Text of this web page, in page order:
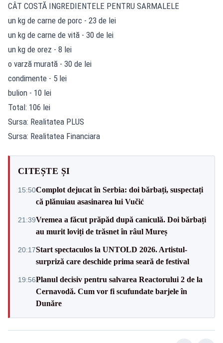
CÂT COSTĂ INGREDIENTELE PENTRU SARMALELE
un kg de carne de porc - 23 de lei
un kg de carne de vită - 30 de lei
un kg de orez - 8 lei
o varză murată - 30 de lei
condimente - 5 lei
bulion - 10 lei
Total: 106 lei
Sursa: Realitatea PLUS
Sursa: Realitatea Financiara
CITEȘTE ȘI
15:50Complot dejucat în Serbia: doi bărbați, suspectați
că plănuiau asasinarea lui Vučić
21:39Vremea a făcut prăpăd după caniculă. Doi bărbați
au murit loviți de trăsnet în râul Mureș
20:17Start spectaculos la UNTOLD 2026. Artistul-
surpriză care deschide prima seară de festival
19:56Planul decisiv pentru salvarea Reactorului 2 de la
Cernavodă. Cum vor fi scufundate barjele în
Dunăre